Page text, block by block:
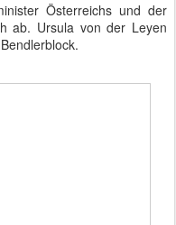
Österreichs und der
ab. Ursula von der Leyen